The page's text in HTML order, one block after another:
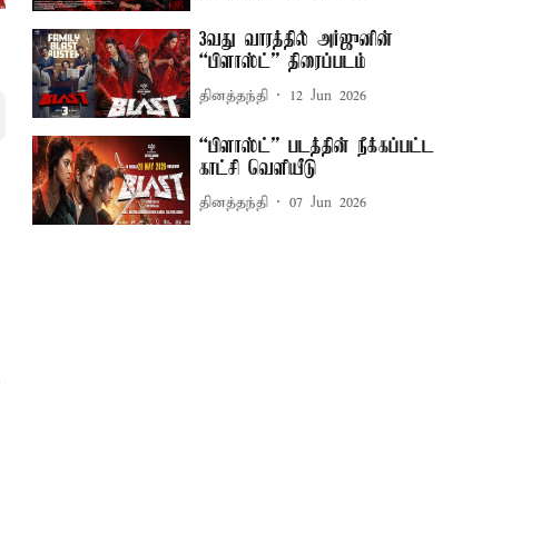
3வது வாரத்தில் அர்ஜுனின்
“பிளாஸ்ட்” திரைப்படம்
தினத்தந்தி 12 Jun 2026
“பிளாஸ்ட்” படத்தின் நீக்கப்பட்ட
காட்சி வெளியீடு
தினத்தந்தி 07 Jun 2026